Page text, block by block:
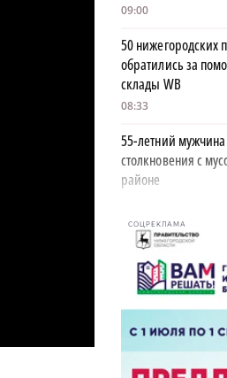
09:00
50 нижегородских
обратились за
склады WB
08:33
55-летний
столкновения с
районе
Небольшое
погода ждут
07:26
12 уголовных дел
нижегородских
20:29
СОЦРЕКЛАМА